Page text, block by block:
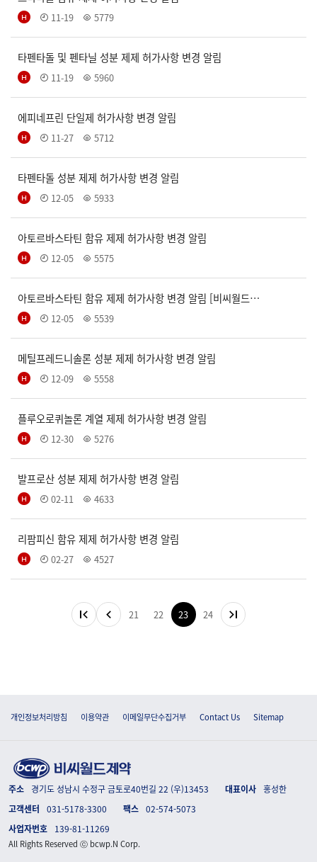
11-19 5779
타펜타돌 및 펜타닐 성분 제제 허가사항 변경 알림
11-19 5960
에피네프린 단일제 허가사항 변경 알림
11-27 5712
타펜타돌 성분 제제 허가사항 변경 알림
12-05 5933
아토르바스타틴 함유 제제 허가사항 변경 알림
12-05 5575
아토르바스타틴 함유 제제 허가사항 변경 알림 [비씨월드…
12-05 5539
메틸프레드니솔론 성분 제제 허가사항 변경 알림
12-09 5558
플루오로퀴놀론 계열 제제 허가사항 변경 알림
12-30 5276
발프로산 성분 제제 허가사항 변경 알림
02-11 4633
리팜피신 함유 제제 허가사항 변경 알림
02-27 4527
21 22 23 24
개인정보처리방침 이용약관 이메일무단수집거부 Contact Us Sitemap
주소 경기도 성남시 수정구 금토로40번길 22 (우)13453 대표이사 홍성한
고객센터
031-5178-3300 팩스 02-574-5073
사업자번호
139-81-11269
All Rights Reserved ⓒ bcwp.N Corp.